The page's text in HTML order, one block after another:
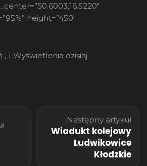
height=”450″
, 1 Wyświetlenia dzisiaj
Następny artykuł
Wiadukt kolejowy
Ludwikowice
Kłodzkie